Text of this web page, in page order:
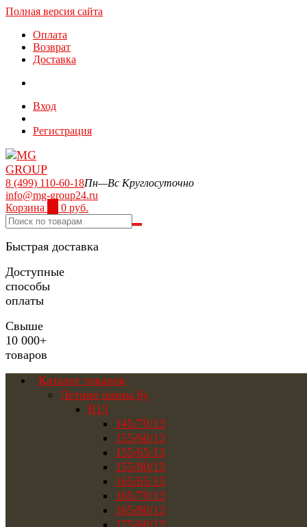
Полная версия сайта
Оплата
Возврат
Доставка
Вход
Регистрация
8 (499) 110-60-18Пн—Вс Круглосуточно
info@mg-group24.ru
Корзина
0 руб.
Быстрая доставка
Доступные
способы
оплаты
Свыше
10 000+
товаров
Каталог товаров
Летние шины бу
R13
145/70/13
155/60/13
155/65/13
155/80/13
165/65/13
165/70/13
165/80/13
175/60/13